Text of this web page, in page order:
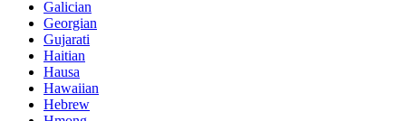
Galician
Georgian
Gujarati
Haitian
Hausa
Hawaiian
Hebrew